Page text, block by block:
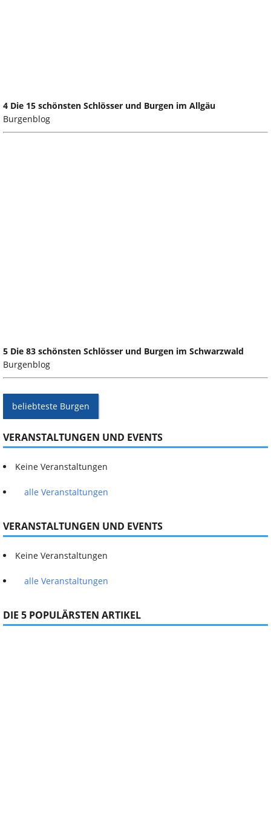
4 Die 15 schönsten Schlösser und Burgen im Allgäu
Burgenblog
5 Die 83 schönsten Schlösser und Burgen im Schwarzwald
Burgenblog
beliebteste Burgen
VERANSTALTUNGEN UND EVENTS
Keine Veranstaltungen
alle Veranstaltungen
VERANSTALTUNGEN UND EVENTS
Keine Veranstaltungen
alle Veranstaltungen
DIE 5 POPULÄRSTEN ARTIKEL